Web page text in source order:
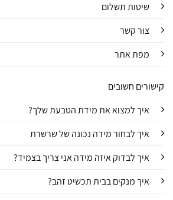
שיטות תשלום
צור קשר
מפת אתר
קישורים חשובים
איך למצוא את מידת הטבעת שלך?
איך לבחור מידה נכונה של שרשרת
איך לבדוק איזה מידה אני צריך בצמיד?
איך מנקים בבית תכשיט זהב?